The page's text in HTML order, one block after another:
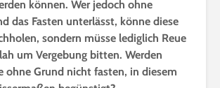
können. Wer jedoch ohne
das Fasten unterlässt, könne diese
sondern müsse lediglich Reue
um Vergebung bitten. Werden
ohne Grund nicht fasten, in diesem